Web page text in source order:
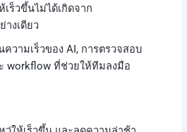
ร็วขึ้นไม่ได้เกิดจาก
างเดียว
ความเร็วของ AI, การตรวจสอบ
workflow ที่ช่วยให้ทีมลงมือ